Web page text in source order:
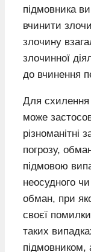
підмовника
вчинити
злочину
злочинної
до вчинення
Для схилення
може
різноманітні
погрозу,
підмовою
неосудного
обман, при
своєї
таких
підмовником,